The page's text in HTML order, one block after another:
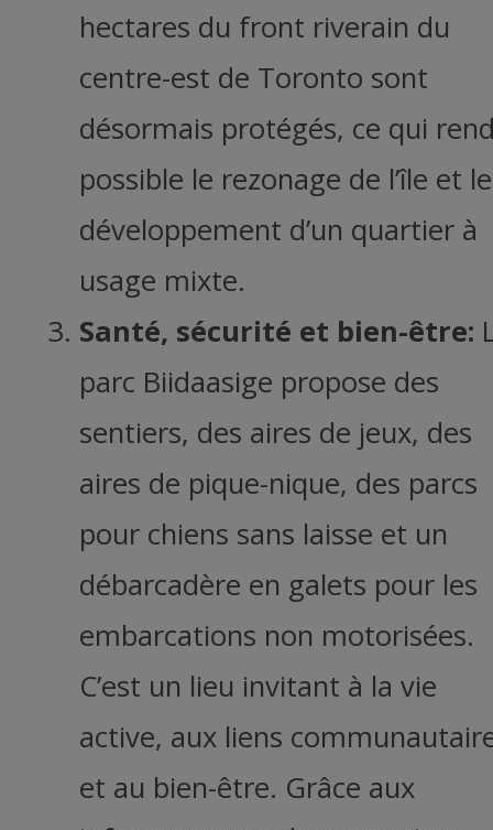
hectares du front riverain du
centre-est de Toronto sont
désormais protégés, ce qui
possible le rezonage de l’île et le
développement d’un quartier à
usage mixte.
Santé, sécurité et bien-être:
parc Biidaasige propose des
sentiers, des aires de jeux, des
aires de pique-nique, des parcs
pour chiens sans laisse et un
débarcadère en galets pour les
embarcations non motorisées.
C’est un lieu invitant à la vie
active, aux liens
et au bien-être. Grâce aux